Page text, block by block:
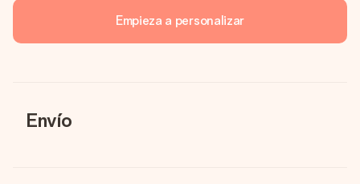
Empieza a personalizar
Envío